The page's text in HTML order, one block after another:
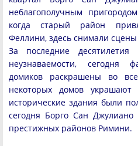
неблагополучным
когда старый район
Феллини, здесь снимали
За последние десятилетия
неузнаваемости, сегодня
домиков раскрашены во
некоторых домов
исторические здания были
сегодня Борго Сан
престижных районов Римини.